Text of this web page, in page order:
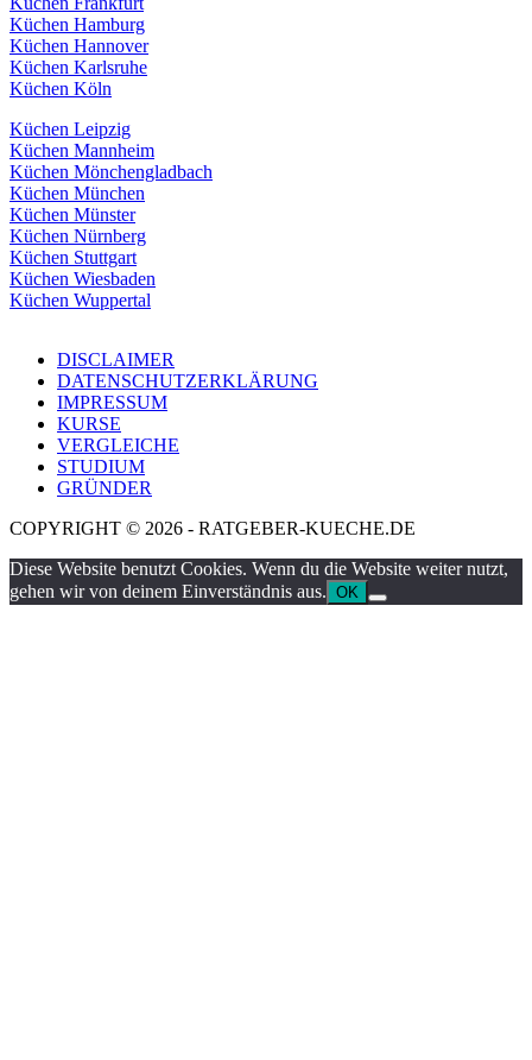
Küchen Hamburg
Küchen Hannover
Küchen Karlsruhe
Küchen Köln
Küchen Leipzig
Küchen Mannheim
Küchen Mönchengladbach
Küchen München
Küchen Münster
Küchen Nürnberg
Küchen Stuttgart
Küchen Wiesbaden
Küchen Wuppertal
DISCLAIMER
DATENSCHUTZERKLÄRUNG
IMPRESSUM
KURSE
VERGLEICHE
STUDIUM
GRÜNDER
COPYRIGHT © 2026 - RATGEBER-KUECHE.DE
Diese Website benutzt Cookies. Wenn du die Website weiter nutzt,
gehen wir von deinem Einverständnis aus. OK